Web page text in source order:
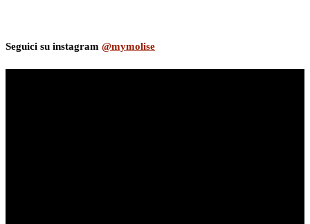
Seguici su instagram @mymolise